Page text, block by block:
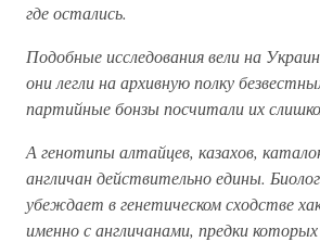
где остались.
Подобные исследования вели на
они легли на архивную полку
партийные бонзы посчитали их
А генотипы алтайцев, казахов,
англичан действительно едины.
убеждает в генетическом сходстве
именно с англичанами, предки